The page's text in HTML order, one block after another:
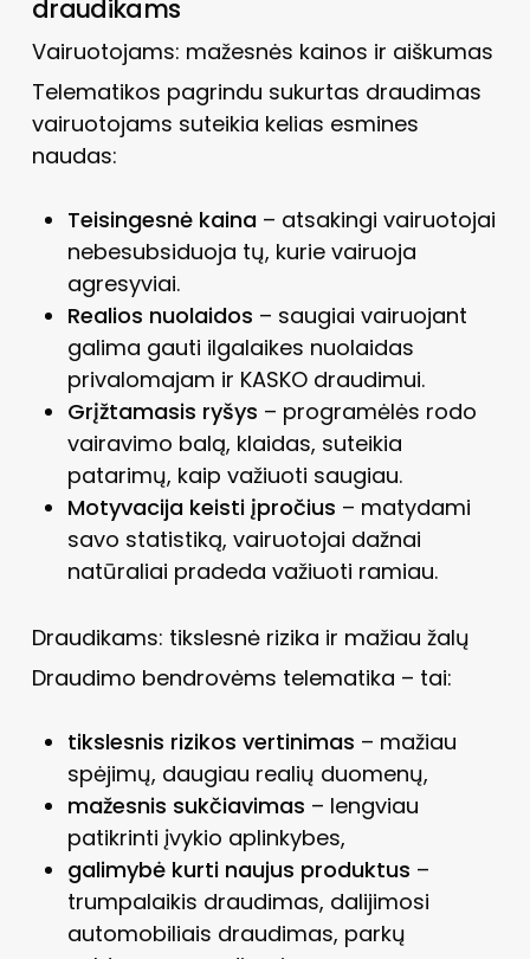
draudikams
Vairuotojams: mažesnės kainos ir aiškumas
Telematikos pagrindu sukurtas draudimas
vairuotojams suteikia kelias esmines
naudas:
Teisingesnė kaina– atsakingi vairuotojai
nebesubsiduoja tų, kurie vairuoja
agresyviai.
Realios nuolaidos – saugiai vairuojant
galima gauti ilgalaikes nuolaidas
privalomajam ir KASKO draudimui.
Grįžtamasis ryšys – programėlės rodo
vairavimo balą, klaidas, suteikia
patarimų, kaip važiuoti saugiau.
Motyvacija keisti įpročius – matydami
savo statistiką, vairuotojai dažnai
natūraliai pradeda važiuoti ramiau.
Draudikams: tikslesnė rizika ir mažiau žalų
Draudimo bendrovėms telematika – tai:
tikslesnis rizikos vertinimas – mažiau
spėjimų, daugiau realių duomenų,
mažesnis sukčiavimas – lengviau
patikrinti įvykio aplinkybes,
galimybė kurti naujus produktus –
trumpalaikis draudimas, dalijimosi
automobiliais draudimas, parkų